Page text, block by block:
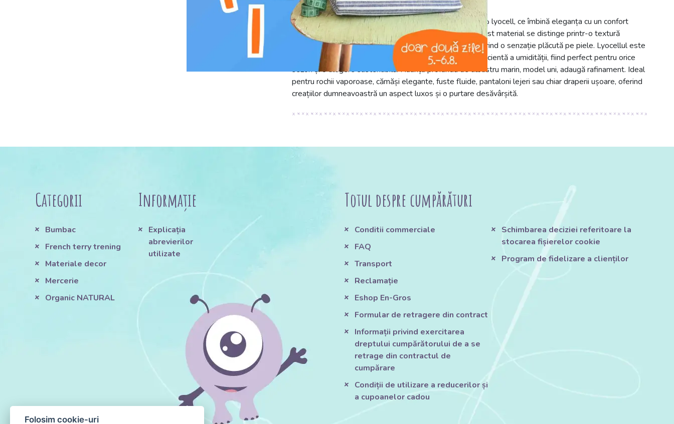
Descoperiți Lyocell navy blue, o țesătură premium 100% lyocell, ce îmbină eleganța cu un confort
excepțional. Cu 150 cm lățime și 180 g/m² greutate, acest material se distinge printr-o textură
incredibil de moale, netedă și mătăsoasă la atingere, oferind o senzație plăcută pe piele. Lyocellul este
renumit pentru respirabilitatea superioară și absorbția eficientă a umidității, fiind perfect pentru orice
sezon și o alegere sustenabilă. Nuanța profundă de albastru marin, model uni, adaugă rafinament. Ideal
pentru rochii vaporoase, cămăși elegante, fuste fluide, pantaloni lejeri sau chiar draperii ușoare, oferind
creațiilor dumneavoastră un aspect luxos și o purtare desăvârșită.
Categorii
Bumbac
French terry trening
Materiale decor
Mercerie
Organic NATURAL
Informație
Explicația
abrevierilor
utilizate
Totul despre cumpărături
Conditii commerciale
FAQ
Transport
Reclamație
Eshop En-Gros
Formular de retragere din contract
Informații privind exercitarea
dreptului cumpărătorului de a se
retrage din contractul de
cumpărare
Condiții de utilizare a reducerilor și
a cupoanelor cadou
Schimbarea deciziei referitoare la
stocarea fișierelor cookie
Program de fidelizare a clienților
Folosim cookie-uri